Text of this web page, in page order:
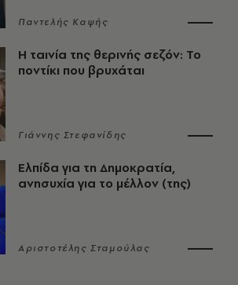
Παντελής Καψής
Η ταινία της θερινής σεζόν: Το
ποντίκι που βρυχάται
Γιάννης Στεφανίδης
Ελπίδα για τη Δημοκρατία,
ανησυχία για το μέλλον (της)
Αριστοτέλης Σταμούλας